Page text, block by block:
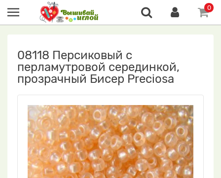
0
08118 Персиковый с
перламутровой серединкой,
прозрачный Бисер Preciosa